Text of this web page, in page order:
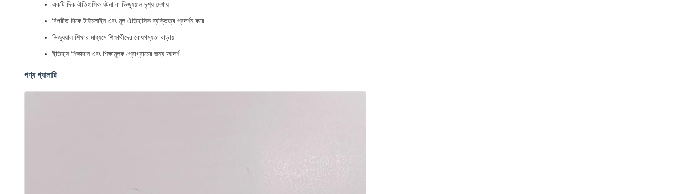
একটি দিক ঐতিহাসিক ঘটনা বা ভিজ্যুয়াল দৃশ্য দেখায়
বিপরীত দিকে টাইমলাইন এবং মূল ঐতিহাসিক ব্যক্তিত্ব প্রদর্শন করে
ভিজ্যুয়াল শিক্ষার মাধ্যমে শিক্ষার্থীদের বোধগম্যতা বাড়ায়
ইতিহাস শিক্ষাদান এবং শিক্ষামূলক প্রোগ্রামের জন্য আদর্শ
পণ্য গ্যালারি